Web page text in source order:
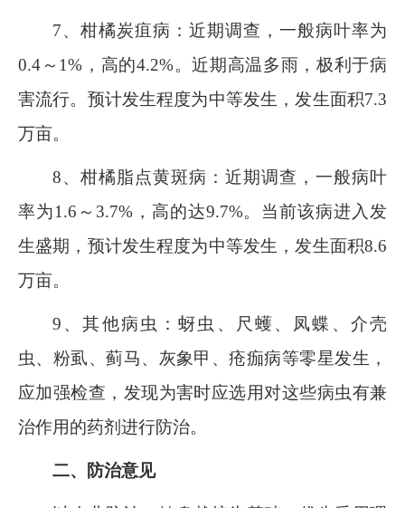
7、柑橘炭疽病：近期调查，一般病叶率为
0.4 ～ 1% ，高的4.2%。近期高温多雨，极利于病
害流行。预计发生程度为中等发生，发生面积7.3
万亩。
8、柑橘脂点黄斑病：近期调查，一般病叶
率为1.6 ～ 3.7%，高的达9.7%。当前该病进入发
生盛期，预计发生程度为中等发生，发生面积8.6
万亩。
9 、其他病虫：蚜虫、尺蠖、凤蝶、介壳
虫、粉虱、蓟马、灰象甲、疮痂病等零星发生，
应加强检查，发现为害时应选用对这些病虫有兼
治作用的药剂进行防治。
二、防治意见